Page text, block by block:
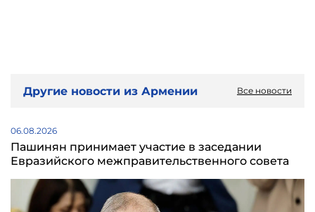
Другие новости из Армении Все новости
06.08.2026
Пашинян принимает участие в заседании
Евразийского межправительственного совета